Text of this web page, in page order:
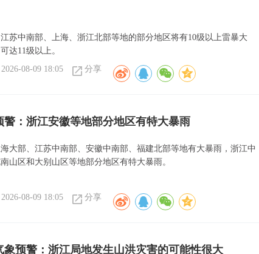
苏中南部、上海、浙江北部等地的部分地区将有10级以上雷暴大
达11级以上。
2026-08-09 18:05 分享
警：浙江安徽等地部分地区有特大暴雨
大部、江苏中南部、安徽中南部、福建北部等地有大暴雨，浙江中
山区和大别山区等地部分地区有特大暴雨。
2026-08-09 18:05 分享
象预警：浙江局地发生山洪灾害的可能性很大